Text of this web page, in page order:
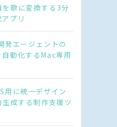
歌に変換する3分
プリ
エージェントの
動化するMac専用
に統一デザイン
成する制作支援ツ